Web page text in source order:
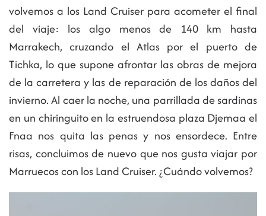
volvemos a los Land Cruiser para acometer el final
del viaje: los algo menos de 140 km hasta
Marrakech, cruzando el Atlas por el puerto de
Tichka, lo que supone afrontar las obras de mejora
de la carretera y las de reparación de los daños del
invierno. Al caer la noche, una parrillada de sardinas
en un chiringuito en la estruendosa plaza Djemaa el
Fnaa nos quita las penas y nos ensordece. Entre
risas, concluimos de nuevo que nos gusta viajar por
Marruecos con los Land Cruiser. ¿Cuándo volvemos?